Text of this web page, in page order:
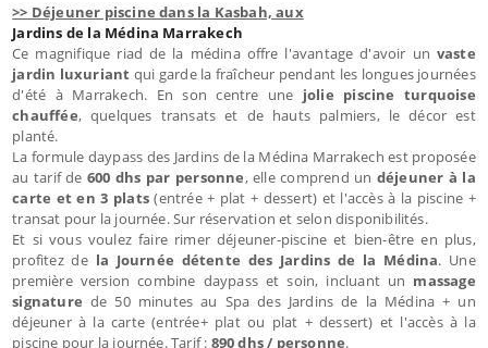
>> Déjeuner piscine dans la Kasbah, aux
Jardins de la Médina Marrakech
Ce magnifique riad de la médina offre l'avantage d'avoir un vaste
jardin luxuriant qui garde la fraîcheur pendant les longues journées
d'été à Marrakech. En son centre une jolie piscine turquoise
chauffée, quelques transats et de hauts palmiers, le décor est
planté.
La formule daypass des Jardins de la Médina Marrakech est proposée
au tarif de600 dhs par personne, elle comprend un déjeuner à la
carte et en 3 plats(entrée + plat + dessert) et l'accès à la piscine +
transat pour la journée. Sur réservation et selon disponibilités.
Et si vous voulez faire rimer déjeuner-piscine et bien-être en plus,
profitez de la Journée détente des Jardins de la Médina. Une
première version combine daypass et soin, incluant un massage
signature de 50 minutes au Spa des Jardins de la Médina + un
déjeuner à la carte (entrée+ plat ou plat + dessert) et l'accès à la
piscine pour la journée. Tarif : 890 dhs / personne.